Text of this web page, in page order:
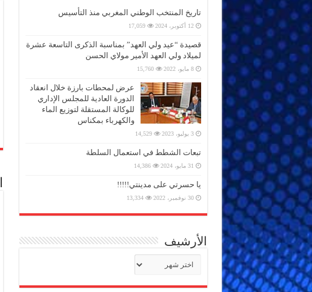
تاريخ المنتخب الوطني المغربي منذ التأسيس
12 أكتوبر، 2024 17,059
قصيدة “عيد ولي العهد” بمناسبة الذكرى التاسعة عشرة
لميلاد ولي العهد الأمير مولاي الحسن
8 مايو، 2022 15,760
عرض لمحطات بارزة خلال انعقاد
الدورة العادية للمجلس الإداري
للوكالة المستقلة لتوزيع الماء
والكهرباء بمكناس
3 يوليو، 2023 14,529
تبعات الشطط في استعمال السلطة
31 مايو، 2024 14,386
يا حسرتي على مدينتي!!!!!
30 نوفمبر، 2022 13,334
الأرشيف